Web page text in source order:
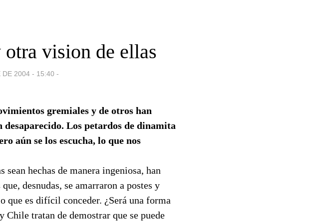
otra vision de ellas
DE 2004 - 15:40 -
gremiales y de otros han
Los petardos de dinamita
aún se los escucha, lo que nos
hechas de manera ingeniosa, han
desnudas, se amarraron a postes y
que es difícil conceder. ¿Será una forma
Chile tratan de demostrar que se puede